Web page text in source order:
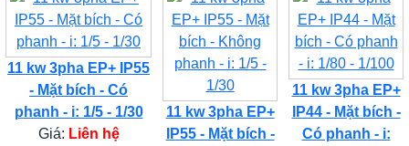
11 kw 3pha EP+ IP55
- Mặt bích - Có
phanh - i: 1/5 - 1/30
Giá: Liên hệ
11 kw 3pha EP+
IP55 - Mặt bích -
11 kw 3pha EP+
IP44 - Mặt bích -
Có phanh - i: